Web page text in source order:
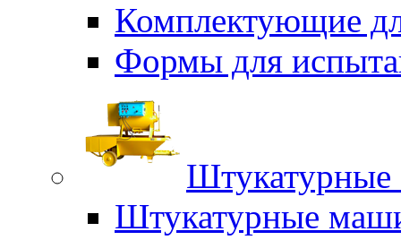
Комплектующие
Формы для
Штукатурные
Штукатурные